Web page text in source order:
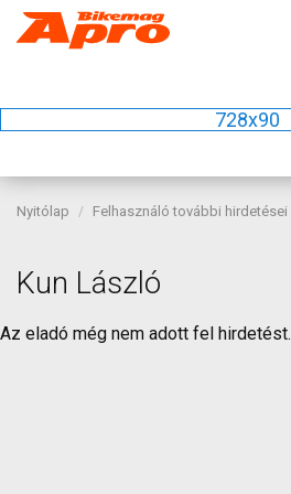
728x90
Nyitólap Felhasználó további hirdetései
Kun László
Az eladó még nem adott fel hirdetést.